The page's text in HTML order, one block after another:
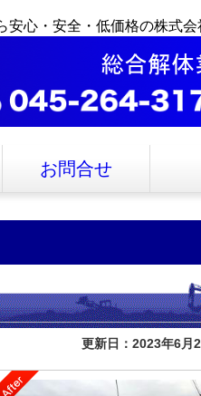
安心・安全・低価格の株式
お問合せ
更新日：2023年6月